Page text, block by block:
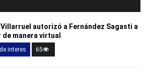
autorizó a Fernández Sagasti a
manera virtual
interes 65